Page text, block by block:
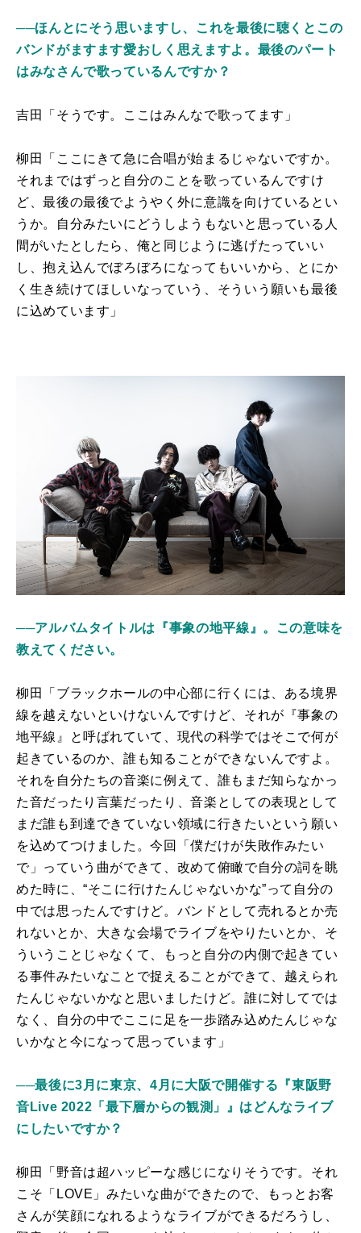
──ほんとにそう思いますし、これを最後に聴くとこの
バンドがますます愛おしく思えますよ。最後のパート
はみなさんで歌っているんですか？
吉田「そうです。ここはみんなで歌ってます」
柳田「ここにきて急に合唱が始まるじゃないですか。
それまではずっと自分のことを歌っているんですけ
ど、最後の最後でようやく外に意識を向けているとい
うか。自分みたいにどうしようもないと思っている人
間がいたとしたら、俺と同じように逃げたっていい
し、抱え込んでぼろぼろになってもいいから、とにか
く生き続けてほしいなっていう、そういう願いも最後
に込めています」
──アルバムタイトルは『事象の地平線』。この意味を
教えてください。
柳田「ブラックホールの中心部に行くには、ある境界
線を越えないといけないんですけど、それが『事象の
地平線』と呼ばれていて、現代の科学ではそこで何が
起きているのか、誰も知ることができないんですよ。
それを自分たちの音楽に例えて、誰もまだ知らなかっ
た音だったり言葉だったり、音楽としての表現として
まだ誰も到達できていない領域に行きたいという願い
を込めてつけました。今回「僕だけが失敗作みたい
で」っていう曲ができて、改めて俯瞰で自分の詞を眺
めた時に、“そこに行けたんじゃないかな”って自分の
中では思ったんですけど。バンドとして売れるとか売
れないとか、大きな会場でライブをやりたいとか、そ
ういうことじゃなくて、もっと自分の内側で起きてい
る事件みたいなことで捉えることができて、越えられ
たんじゃないかなと思いましたけど。誰に対してでは
なく、自分の中でここに足を一歩踏み込めたんじゃな
いかなと今になって思っています」
──最後に3月に東京、4月に大阪で開催する『東阪野
音Live 2022「最下層からの観測」』はどんなライブ
にしたいですか？
柳田「野音は超ハッピーな感じになりそうです。それ
こそ「LOVE」みたいな曲ができたので、もっとお客
さんが笑顔になれるようなライブができるだろうし、